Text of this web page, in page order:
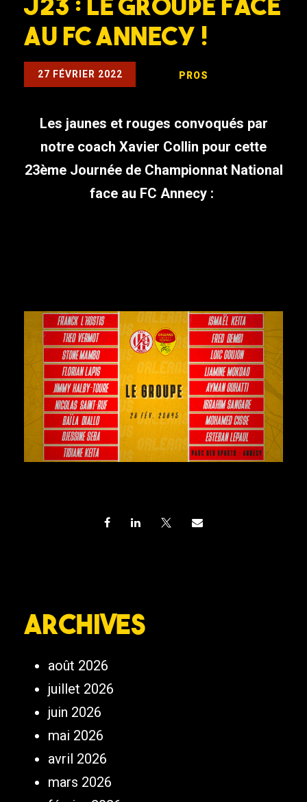
au FC Annecy !
27 FÉVRIER 2022 PROS
Les jaunes et rouges convoqués par
notre coach Xavier Collin pour cette
23ème Journée de Championnat National
face au FC Annecy :
Archives
août 2026
juillet 2026
juin 2026
mai 2026
avril 2026
mars 2026